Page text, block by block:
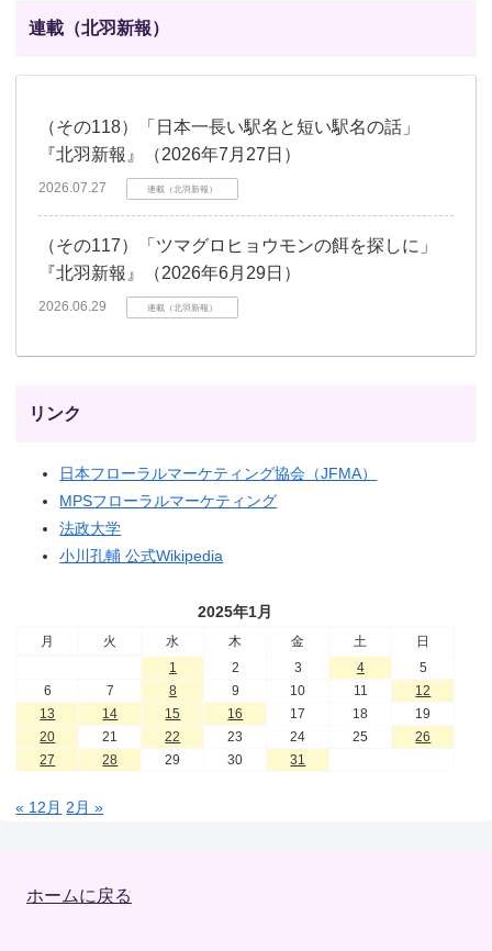
連載（北羽新報）
（その118）「日本一長い駅名と短い駅名の話」
『北羽新報』（2026年7月27日）
2026.07.27 連載（北羽新報）
（その117）「ツマグロヒョウモンの餌を探しに」
『北羽新報』（2026年6月29日）
2026.06.29 連載（北羽新報）
リンク
日本フローラルマーケティング協会（JFMA）
MPSフローラルマーケティング
法政大学
小川孔輔 公式Wikipedia
2025年1月
月 火 水 木 金 土
日
1
2 3 4
5
6
7 8 9 10 11
12
13
14 15 16 17 18
19
20
21 22 23 24 25
26
27
28 29 30 31
« 12月 2月 »
ホームに戻る